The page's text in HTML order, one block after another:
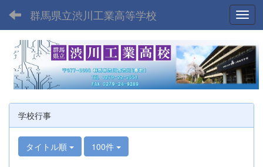
群馬県立渋川工業高等学校
学校行事
タイトル順 100件